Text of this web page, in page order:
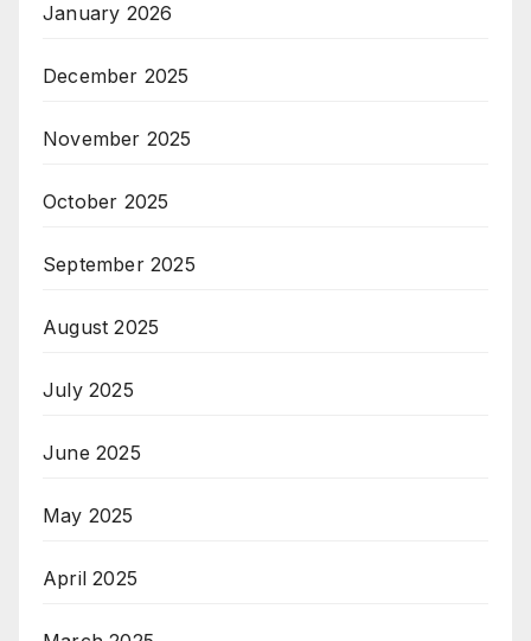
January 2026
December 2025
November 2025
October 2025
September 2025
August 2025
July 2025
June 2025
May 2025
April 2025